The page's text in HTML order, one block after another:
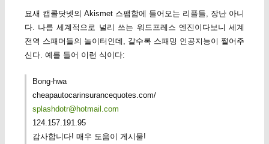
요새 캡콜닷넷의 Akismet 스팸함에 들어오는 리플들, 장난 아니
다. 나름 세계적으로 널리 쓰는 워드프레스 엔진이다보니 세계
전역 스패머들의 놀이터인데, 갈수록 스패밍 인공지능이 쩔어주
신다. 예를 들어 이런 식이다:
Bong-hwa
cheapautocarinsurancequotes.com/
splashdotr@hotmail.com
124.157.191.95
감사합니다! 매우 도움이 게시물!